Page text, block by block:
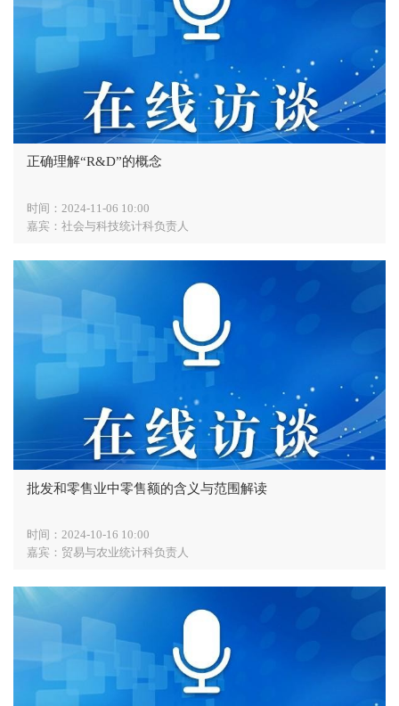
正确理解“R&D”的概念
时间：2024-11-06 10:00
嘉宾：社会与科技统计科负责人
批发和零售业中零售额的含义与范围解读
时间：2024-10-16 10:00
嘉宾：贸易与农业统计科负责人